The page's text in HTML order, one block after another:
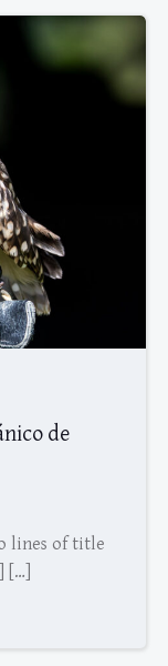
de
lines of title
[…]